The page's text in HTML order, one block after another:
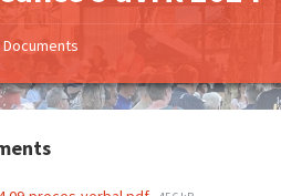
Documents